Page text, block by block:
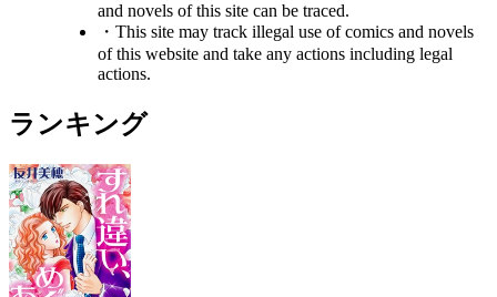
and novels of this site can be traced.
・This site may track illegal use of comics and novels
of this website and take any actions including legal
actions.
ランキング